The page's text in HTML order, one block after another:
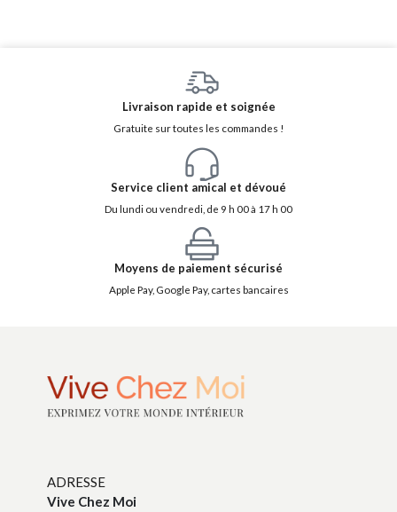
Livraison rapide et soignée
Gratuite sur toutes les commandes !
Service client amical et dévoué
Du lundi ou vendredi, de 9 h 00 à 17 h 00
Moyens de paiement sécurisé
Apple Pay, Google Pay, cartes bancaires
ADRESSE
Vive Chez Moi